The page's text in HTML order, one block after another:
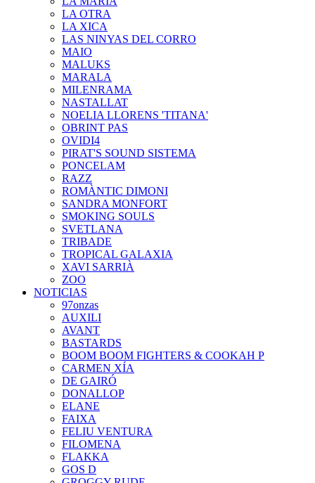
LA OTRA
LA XICA
LAS NINYAS DEL CORRO
MAIO
MALUKS
MARALA
MILENRAMA
NASTALLAT
NOELIA LLORENS 'TITANA'
OBRINT PAS
OVIDI4
PIRAT'S SOUND SISTEMA
PONCELAM
RAZZ
ROMÀNTIC DIMONI
SANDRA MONFORT
SMOKING SOULS
SVETLANA
TRIBADE
TROPICAL GALAXIA
XAVI SARRIÀ
ZOO
NOTICIAS
97onzas
AUXILI
AVANT
BASTARDS
BOOM BOOM FIGHTERS & COOKAH P
CARMEN XÍA
DE GAIRÓ
DONALLOP
ELANE
FAIXA
FELIU VENTURA
FILOMENA
FLAKKA
GOS D